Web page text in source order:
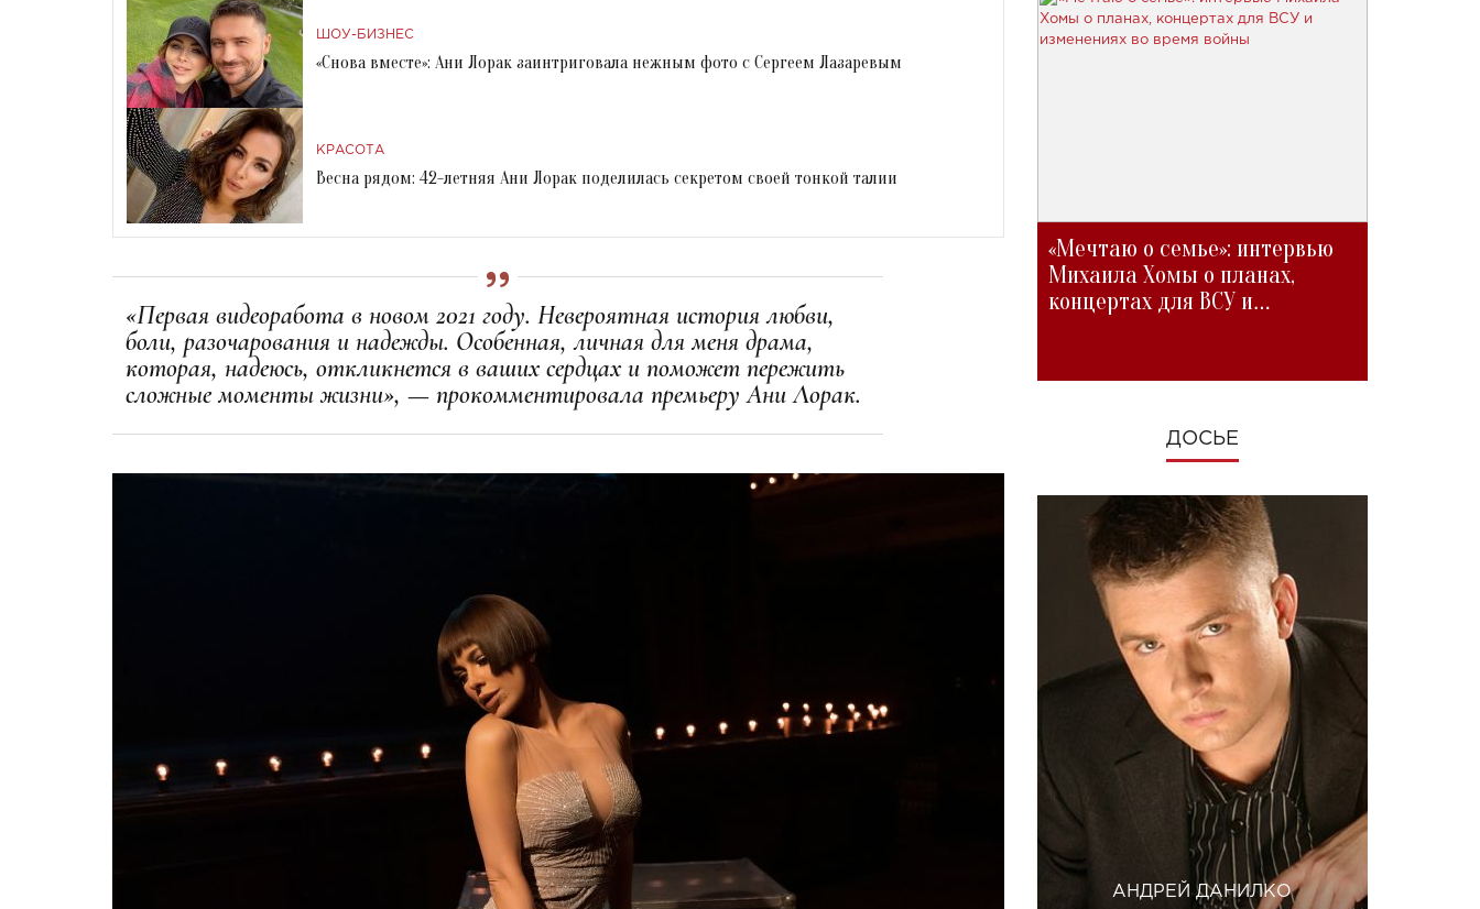
ШОУ-БИЗНЕС
«Снова вместе»: Ани Лорак заинтриговала нежным фото с Сергеем Лазаревым
КРАСОТА
Весна рядом: 42-летняя Ани Лорак поделилась секретом своей тонкой талии
«Первая видеоработа в новом 2021 году. Невероятная история любви,
боли, разочарования и надежды. Особенная, личная для меня драма,
которая, надеюсь, откликнется в ваших сердцах и поможет пережить
сложные моменты жизни», — прокомментировала премьеру Ани Лорак.
«Мечтаю о семье»: интервью
Михаила Хомы о планах,
концертах для ВСУ и
ДОСЬЕ
АНДРЕЙ ДАНИЛКО